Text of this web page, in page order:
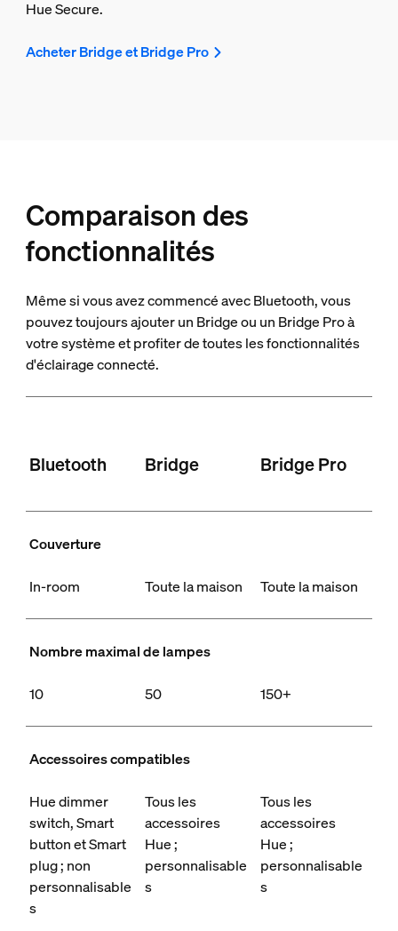
Hue Secure.
Acheter Bridge et Bridge Pro
Comparaison des
fonctionnalités
Même si vous avez commencé avec Bluetooth, vous
pouvez toujours ajouter un Bridge ou un Bridge Pro à
votre système et profiter de toutes les fonctionnalités
d'éclairage connecté.
Bluetooth Bridge Bridge Pro
Couverture
In-room Toute la maison Toute la maison
Nombre maximal de lampes
10 50 150+
Accessoires compatibles
Hue dimmer
switch, Smart
button et Smart
plug ; non
personnalisable
s
Tous les
accessoires
Hue ;
personnalisable
s
Tous les
accessoires
Hue ;
personnalisable
s